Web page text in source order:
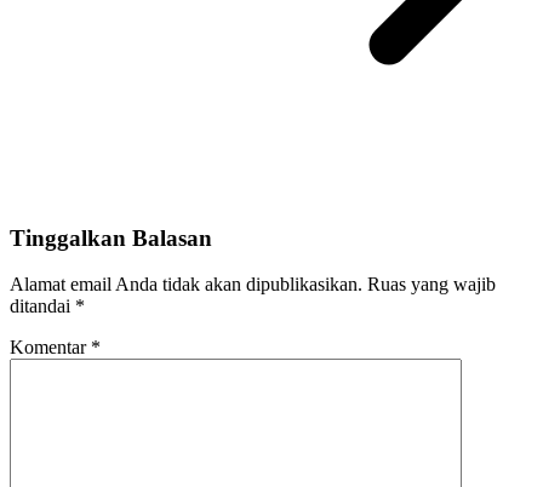
Tinggalkan Balasan
Alamat email Anda tidak akan dipublikasikan. Ruas yang wajib
ditandai *
Komentar *